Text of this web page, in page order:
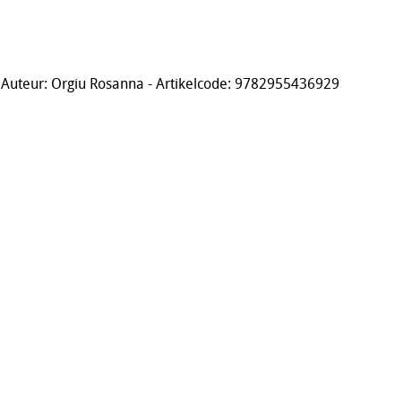
Auteur: Orgiu Rosanna - Artikelcode: 9782955436929